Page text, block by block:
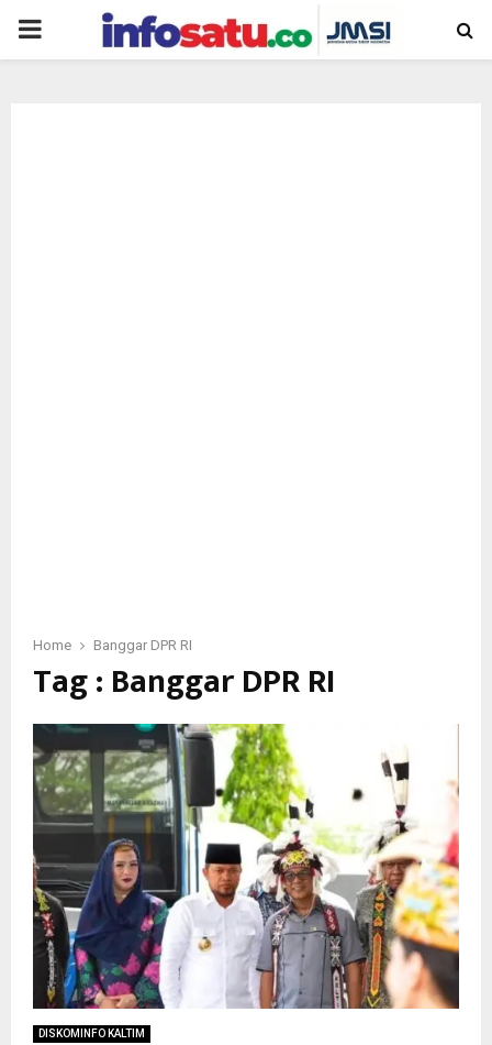
PRIMARY
Home Banggar DPR RI
Tag : Banggar DPR RI
DISKOMINFO KALTIM